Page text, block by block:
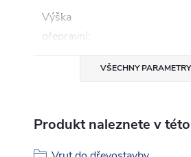
Výška
přepravní:
VŠECHNY PARAMETRY
Produkt naleznete v